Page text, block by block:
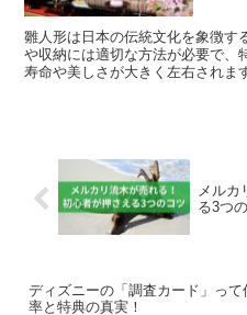
雛人形は日本の伝統文化を象徴す
や収納には適切な方法が必要で、
寿命や美しさが大きく左右されま
メルカ
る3つ
ディズニーの「調査カード」って
率と特典の真実！